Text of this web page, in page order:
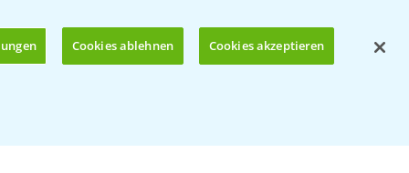
Cookies ablehnen Cookies akzeptieren